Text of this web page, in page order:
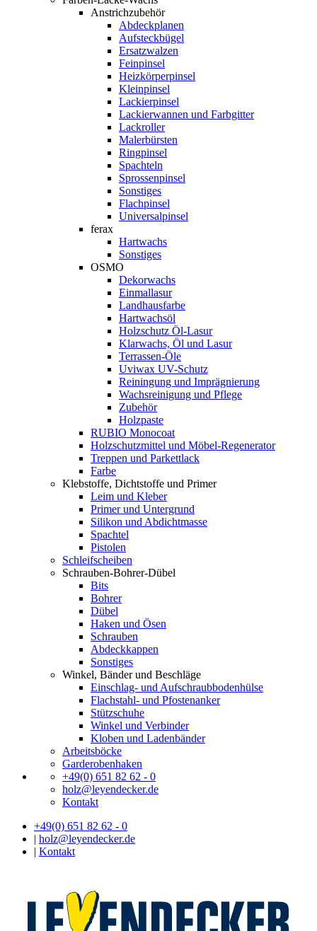
Anstrichzubehör
Abdeckplanen
Aufsteckbügel
Ersatzwalzen
Feinpinsel
Heizkörperpinsel
Kleinpinsel
Lackierpinsel
Lackierwannen und Farbgitter
Lackroller
Malerbürsten
Ringpinsel
Spachteln
Sprossenpinsel
Sonstiges
Flachpinsel
Universalpinsel
ferax
Hartwachs
Sonstiges
OSMO
Dekorwachs
Einmallasur
Landhausfarbe
Hartwachsöl
Holzschutz Öl-Lasur
Klarwachs, Öl und Lasur
Terrassen-Öle
Uviwax UV-Schutz
Reiningung und Imprägnierung
Wachsreinigung und Pflege
Zubehör
Holzpaste
RUBIO Monocoat
Holzschutzmittel und Möbel-Regenerator
Treppen und Parkettlack
Farbe
Klebstoffe, Dichtstoffe und Primer
Leim und Kleber
Primer und Untergrund
Silikon und Abdichtmasse
Spachtel
Pistolen
Schleifscheiben
Schrauben-Bohrer-Dübel
Bits
Bohrer
Dübel
Haken und Ösen
Schrauben
Abdeckkappen
Sonstiges
Winkel, Bänder und Beschläge
Einschlag- und Aufschraubbodenhülse
Flachstahl- und Pfostenanker
Stützschuhe
Winkel und Verbinder
Kloben und Ladenbänder
Arbeitsböcke
Garderobenhaken
+49(0) 651 82 62 - 0
holz@leyendecker.de
Kontakt
+49(0) 651 82 62 - 0
| holz@leyendecker.de
| Kontakt